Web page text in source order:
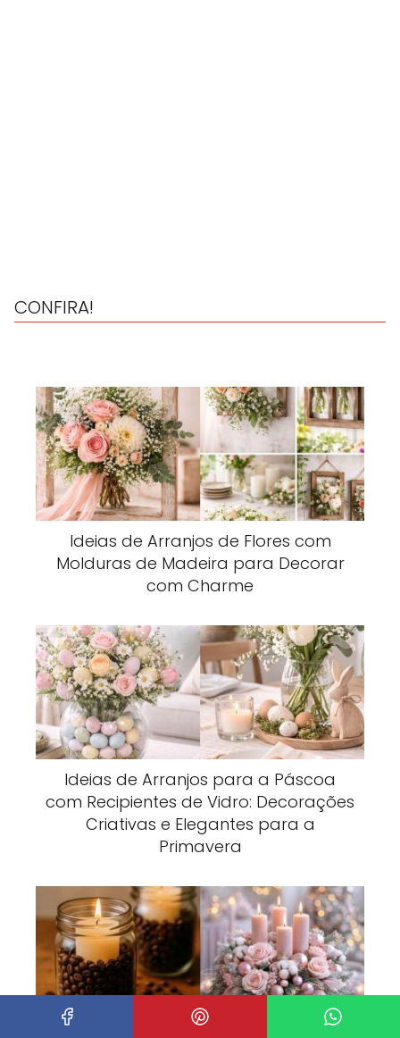
CONFIRA!
Ideias de Arranjos de Flores com
Molduras de Madeira para Decorar
com Charme
Ideias de Arranjos para a Páscoa
com Recipientes de Vidro: Decorações
Criativas e Elegantes para a
Primavera